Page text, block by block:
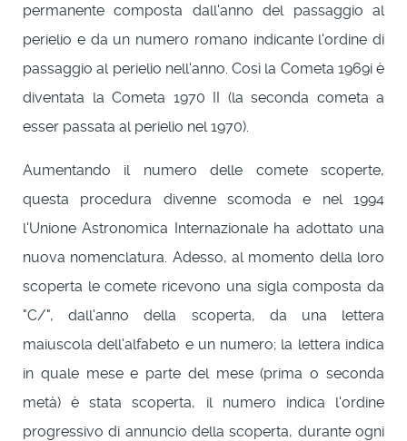
permanente composta dall'anno del passaggio al
perielio e da un numero romano indicante l'ordine di
passaggio al perielio nell'anno. Così la Cometa 1969i è
diventata la Cometa 1970 II (la seconda cometa a
esser passata al perielio nel 1970).
Aumentando il numero delle comete scoperte,
questa procedura divenne scomoda e nel 1994
l'Unione Astronomica Internazionale ha adottato una
nuova nomenclatura. Adesso, al momento della loro
scoperta le comete ricevono una sigla composta da
"C/", dall'anno della scoperta, da una lettera
maiuscola dell'alfabeto e un numero; la lettera indica
in quale mese e parte del mese (prima o seconda
metà) è stata scoperta, il numero indica l'ordine
progressivo di annuncio della scoperta, durante ogni